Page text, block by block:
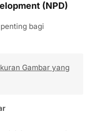
(NPD)
bagi
Gambar yang